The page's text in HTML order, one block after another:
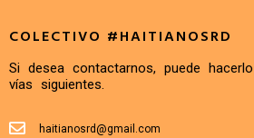
COLECTIVO #HAITIANOSRD
Si desea contactarnos, puede
vías siguientes.
haitianosrd@gmail.com